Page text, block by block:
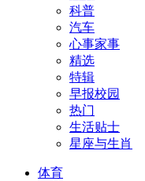
科普
汽车
心事家事
精选
特辑
早报校园
热门
生活贴士
星座与生肖
体育